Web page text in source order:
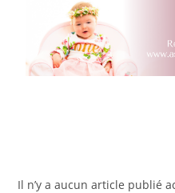
Il n’y a aucun article publié